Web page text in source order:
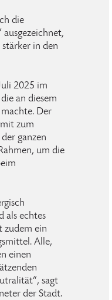
die
in den
2025 im
an diesem
Der
zum
ganzen
um die
als echtes
zudem ein
Alle,
einen
sagt
der Stadt.